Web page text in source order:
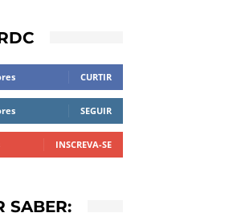
CURTIR
SEGUIR
INSCREVA-SE
SABER: